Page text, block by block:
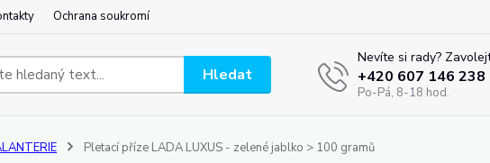
Ochrana soukromí
Hledat
Nevíte si rady?
+420 607 146 238
Po-Pá, 8-18 hod.
Pletací příze LADA LUXUS - zelené jablko > 100 gramů